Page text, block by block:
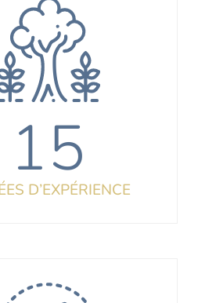
15
D’EXPÉRIENCE